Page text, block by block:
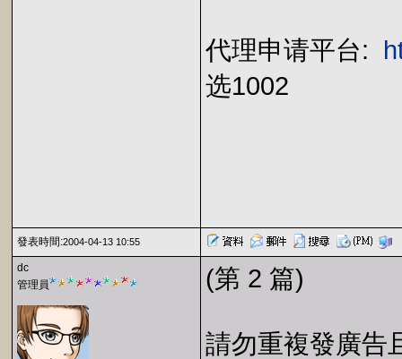
代理申请平台:
选1002
發表時間:2004-04-13 10:55
dc
管理員
(第 2 篇)
請勿重複發廣告